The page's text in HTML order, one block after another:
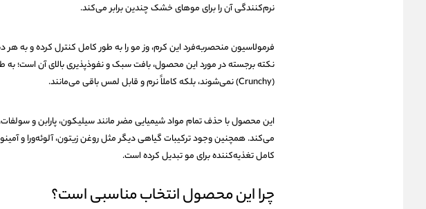
نرم‌کنندگی آن را برای موهای خشک چندین برابر می‌کند.
فرمولاسیون منحصر‌به‌فرد این کرم، وز مو را به طور کامل کنترل کرده و
نکته برجسته در مورد این محصول، بافت سبک و نفوذپذیری بالای آن است؛
(Crunchy) نمی‌شوند، بلکه کاملاً نرم و قابل لمس باقی می‌مانند.
این محصول با حذف تمام مواد شیمیایی مضر مانند سیلیکون، پارابن و
می‌کند. همچنین وجود ترکیبات گیاهی دیگر مثل روغن زیتون، آلوئه‌ورا و
کامل تغذیه‌کننده برای مو تبدیل کرده است.
چرا این محصول انتخاب مناسبی است؟